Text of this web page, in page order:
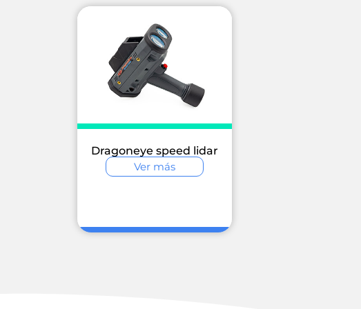
Dragoneye speed lidar
Ver más